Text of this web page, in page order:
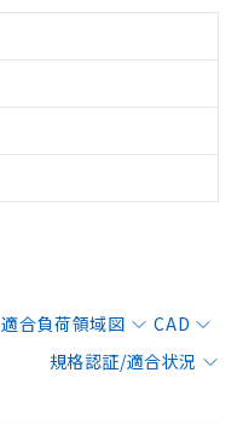
適合負荷領域図
CAD
規格認証/適合状況